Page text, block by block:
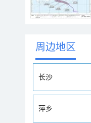
周边地区
长沙
萍乡